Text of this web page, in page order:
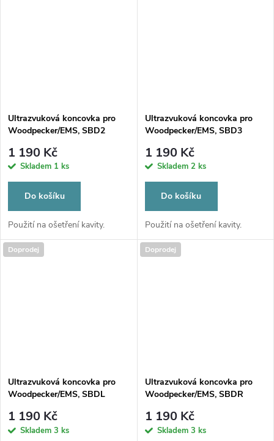
Ultrazvuková koncovka pro
Woodpecker/EMS, SBD2
1 190 Kč
Skladem 1 ks
Do košíku
Použití na ošetření kavity.
Ultrazvuková koncovka pro
Woodpecker/EMS, SBD3
1 190 Kč
Skladem 2 ks
Do košíku
Použití na ošetření kavity.
Doprodej
Ultrazvuková koncovka pro
Woodpecker/EMS, SBDL
1 190 Kč
Skladem 3 ks
Doprodej
Ultrazvuková koncovka pro
Woodpecker/EMS, SBDR
1 190 Kč
Skladem 3 ks